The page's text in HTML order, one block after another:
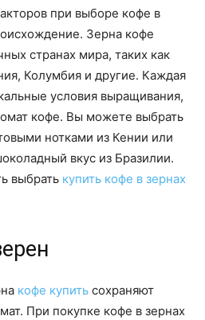
при выборе кофе в
Зерна кофе
странах мира, таких как
Колумбия и другие. Каждая
условия выращивания,
кофе. Вы можете выбрать
нотками из Кении или
вкус из Бразилии.
выбрать купить кофе в зернах
кофе купить сохраняют
При покупке кофе в зернах